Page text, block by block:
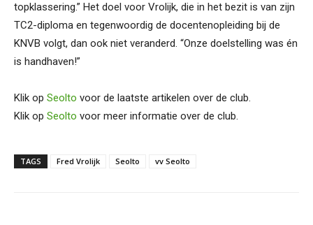
topklassering.” Het doel voor Vrolijk, die in het bezit is van zijn
TC2-diploma en tegenwoordig de docentenopleiding bij de
KNVB volgt, dan ook niet veranderd. “Onze doelstelling was én
is handhaven!”
Klik op Seolto voor de laatste artikelen over de club.
Klik op Seolto voor meer informatie over de club.
TAGS Fred Vrolijk Seolto vv Seolto